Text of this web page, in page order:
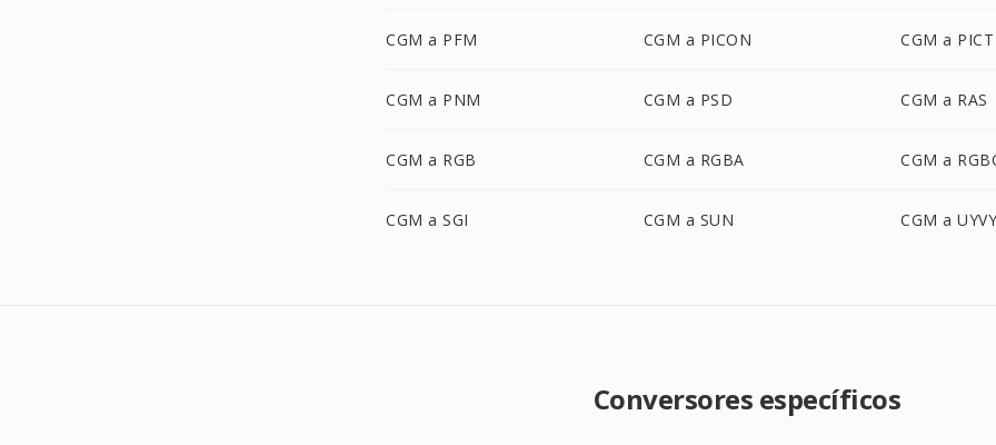
CGM a PFM CGM a PICON CGM a PICT
CGM a PNM CGM a PSD CGM a RAS
CGM a RGB CGM a RGBA CGM a
CGM a SGI CGM a SUN CGM a
Conversores específicos